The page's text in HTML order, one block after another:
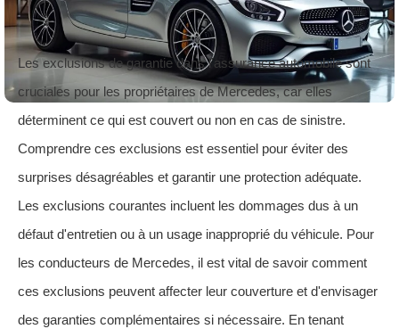
Les exclusions de garantie dans l'assurance automobile sont
cruciales pour les propriétaires de Mercedes, car elles
déterminent ce qui est couvert ou non en cas de sinistre.
Comprendre ces exclusions est essentiel pour éviter des
surprises désagréables et garantir une protection adéquate.
Les exclusions courantes incluent les dommages dus à un
défaut d'entretien ou à un usage inapproprié du véhicule. Pour
les conducteurs de Mercedes, il est vital de savoir comment
ces exclusions peuvent affecter leur couverture et d'envisager
des garanties complémentaires si nécessaire. En tenant